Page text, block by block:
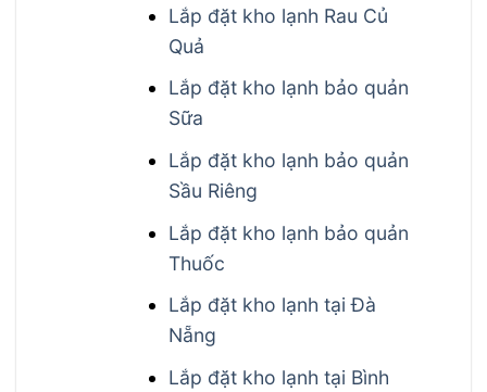
Lắp đặt kho lạnh Rau Củ
Quả
Lắp đặt kho lạnh bảo quản
Sữa
Lắp đặt kho lạnh bảo quản
Sầu Riêng
Lắp đặt kho lạnh bảo quản
Thuốc
Lắp đặt kho lạnh tại Đà
Nẵng
Lắp đặt kho lạnh tại Bình